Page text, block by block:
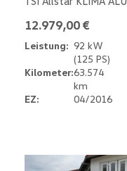
12.979,00 €
Leistung: 92 kW
(125 PS)
Kilometer:63.574
km
EZ:
04/2016